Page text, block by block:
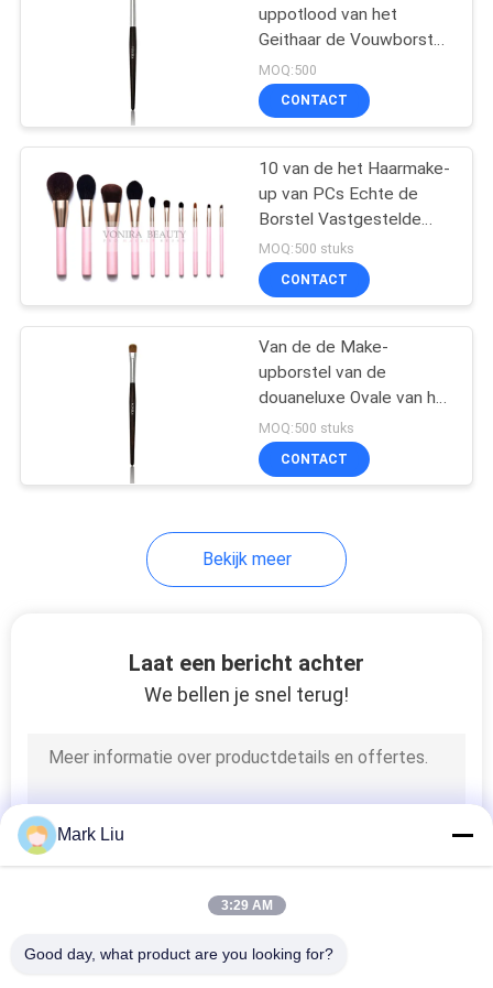
uppotlood van het
Geithaar de Vouwborstel
met Ebbehouten
Handvat voor het
Beeldhouwen
MOQ:500
CONTACT
10 van de het Haarmake-
up van PCs Echte de
Borstel Vastgestelde
Inzameling met over Al
Borstels Dagelijkse
Behoefte
MOQ:500 stuks
CONTACT
Van de de Make-
upborstel van de
douaneluxe Ovale van het
de Sabelmarterhaar
Fijnste de Make-
upborstels
MOQ:500 stuks
CONTACT
Bekijk meer
Laat een bericht achter
We bellen je snel terug!
Mark Liu
3:29 AM
Good day, what product are you looking for?